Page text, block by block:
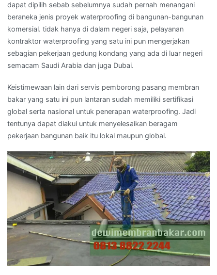
dapat dipilih sebab sebelumnya sudah pernah menangani
beraneka jenis proyek waterproofing di bangunan-bangunan
komersial. tidak hanya di dalam negeri saja, pelayanan
kontraktor waterproofing yang satu ini pun mengerjakan
sebagian pekerjaan gedung kondang yang ada di luar negeri
semacam Saudi Arabia dan juga Dubai.
Keistimewaan lain dari servis pemborong pasang membran
bakar yang satu ini pun lantaran sudah memiliki sertifikasi
global serta nasional untuk penerapan waterproofing. Jadi
tentunya dapat diakui untuk menyelesaikan beragam
pekerjaan bangunan baik itu lokal maupun global.